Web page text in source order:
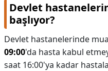
Devlet
başlıyor?
Devlet hastanelerinde
09:00'da hasta kabul
saat 16:00'ya kadar